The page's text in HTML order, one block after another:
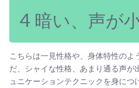
4 暗い、声が
こちらは一見性格や、身体特性のよ
だ、シャイな性格、あまり通る声が
ュニケーションテクニックを身につ